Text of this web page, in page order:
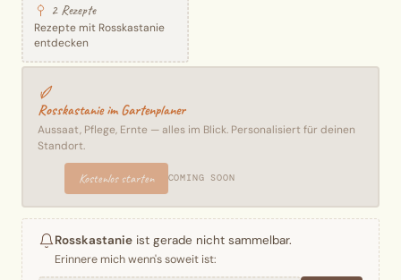
2 Rezepte
Rezepte mit Rosskastanie
entdecken
Rosskastanie im Gartenplaner
Aussaat, Pflege, Ernte — alles im Blick. Personalisiert für deinen
Standort.
Kostenlos starten COMING SOON
Rosskastanie ist gerade nicht sammelbar.
Erinnere mich wenn's soweit ist: